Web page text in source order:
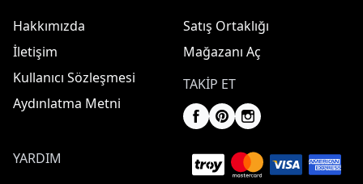
Hakkımızda
İletişim
Kullanıcı Sözleşmesi
Aydınlatma Metni
Satış Ortaklığı
Mağazanı Aç
TAKIP ET
YARDIM